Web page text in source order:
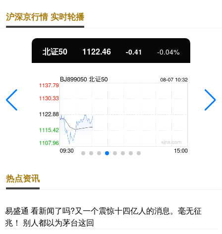
沪深京行情 实时轮播
创业板指 3583.12 67.56 1.92%
热点资讯
易盛通 看新闻了吗?又一个震惊十四亿人的消息。毫无征
兆！ 别人都以为茅台这回